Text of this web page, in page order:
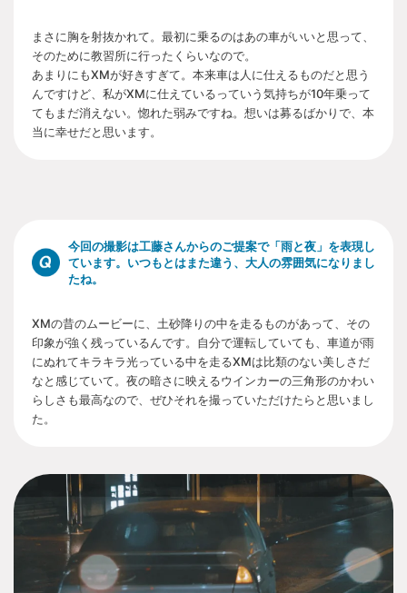
まさに胸を射抜かれて。最初に乗るのはあの車がいいと思って、
そのために教習所に行ったくらいなので。
あまりにもXMが好きすぎて。本来車は人に仕えるものだと思う
んですけど、私がXMに仕えているっていう気持ちが10年乗って
てもまだ消えない。惚れた弱みですね。想いは募るばかりで、本
当に幸せだと思います。
今回の撮影は工藤さんからのご提案で「雨と夜」を表現し
ています。いつもとはまた違う、大人の雰囲気になりまし
たね。
XMの昔のムービーに、土砂降りの中を走るものがあって、その
印象が強く残っているんです。自分で運転していても、車道が雨
にぬれてキラキラ光っている中を走るXMは比類のない美しさだ
なと感じていて。夜の暗さに映えるウインカーの三角形のかわい
らしさも最高なので、ぜひそれを撮っていただけたらと思いまし
た。